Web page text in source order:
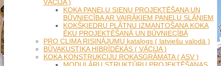
VĀCIJA )
KOKA PANEĻU SIENU PROJEKTĒŠANA UN
BŪVNIECĪBA AR VAIRĀKIEM PANEĻU SLĀŅIEM
KOKŠĶIEDRU PLĀTŅU IZMANTOŠANA KOKA
ĒKU PROJEKTĒŠANĀ UN BŪVNIECĪBĀ
PRO CLIMA RISINĀJUMU katalogs ( latviešu valodā )
BŪVAKUSTIKA HIBRĪDĒKĀS ( VĀCIJA )
KOKA KONSTRUKCIJU ROKASGRĀMATA ( ASV )